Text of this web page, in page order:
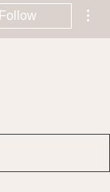
Follow